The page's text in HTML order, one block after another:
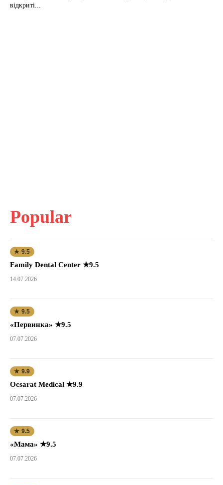
відкриті...
Popular
★ 9.5
Family Dental Center ★9.5
14.07.2026
★ 9.5
«Первинка» ★9.5
07.07.2026
★ 9.9
Ocsarat Medical ★9.9
07.07.2026
★ 9.5
«Мама» ★9.5
07.07.2026